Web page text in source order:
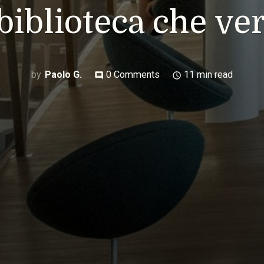
che
Paolo G. comment 0 Comments access_time 11 min read